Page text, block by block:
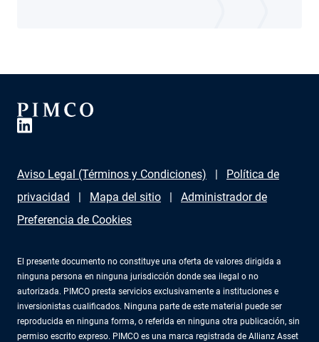
Aviso Legal (Términos y Condiciones)
Política de
privacidad
Mapa del sitio
Administrador de
Preferencia de Cookies
El presente documento no constituye una oferta de valores dirigida a
ninguna persona en ninguna jurisdicción donde sea ilegal o no
autorizada. PIMCO presta servicios exclusivamente a instituciones e
inversionistas cualificados. Ninguna parte de este material puede ser
reproducida en ninguna forma, o referida en ninguna otra publicación, sin
permiso escrito expreso. PIMCO es una marca registrada de Allianz Asset